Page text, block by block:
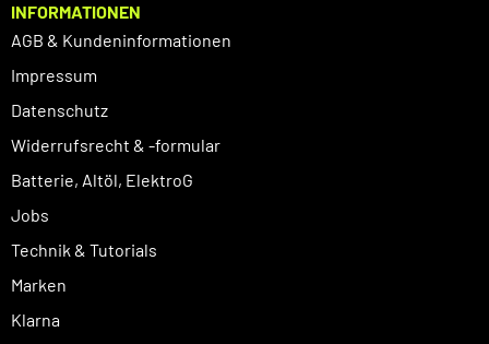
INFORMATIONEN
AGB & Kundeninformationen
Impressum
Datenschutz
Widerrufsrecht & -formular
Batterie, Altöl, ElektroG
Jobs
Technik & Tutorials
Marken
Klarna